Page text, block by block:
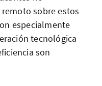
sobre estos
especialmente
tecnológica
son